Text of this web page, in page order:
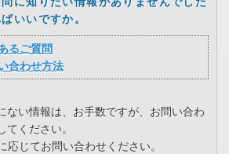
いいですか。
るご質問
合わせ方法
ない情報は、お手数ですが、お問い合わ
てください。
応じてお問い合わせください。